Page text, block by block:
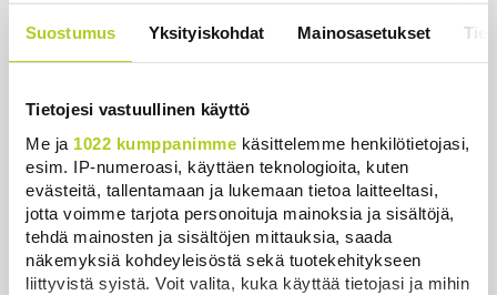
Suostumus Yksityiskohdat Mainosasetukset
Tietojesi vastuullinen käyttö
Me ja 1022 kumppanimme käsittelemme henkilötietojasi,
esim. IP-numeroasi, käyttäen teknologioita, kuten
evästeitä, tallentamaan ja lukemaan tietoa laitteeltasi,
jotta voimme tarjota personoituja mainoksia ja sisältöjä,
tehdä mainosten ja sisältöjen mittauksia, saada
näkemyksiä kohdeyleisöstä sekä tuotekehitykseen
liittyvistä syistä. Voit valita, kuka käyttää tietojasi ja mihin
uutinen – ”Kokoomus maksaa siitä
hintaa”
Uutiset | 6.8.2026 11:56
Uutiset
Uusimmat Luetuimmat